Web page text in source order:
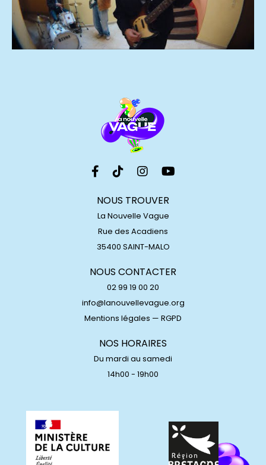
NOUS TROUVER
La Nouvelle Vague
Rue des Acadiens
35400 SAINT-MALO
NOUS CONTACTER
02 99 19 00 20
info@lanouvellevague.org
Mentions légales — RGPD
NOS HORAIRES
Du mardi au samedi
14h00 - 19h00